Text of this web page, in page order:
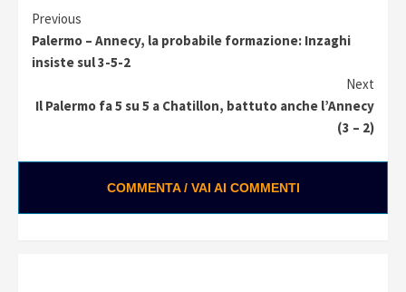
Continue
Reading
Previous
Palermo – Annecy, la probabile formazione: Inzaghi
insiste sul 3-5-2
Next
Il Palermo fa 5 su 5 a Chatillon, battuto anche l’Annecy
(3 – 2)
COMMENTA / VAI AI COMMENTI